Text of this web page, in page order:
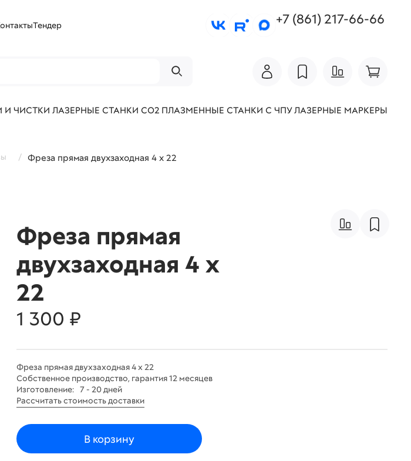
Тендер +7 (861) 217-66-66
И ЧИСТКИ ЛАЗЕРНЫЕ СТАНКИ СО2 ПЛАЗМЕННЫЕ СТАНКИ С ЧПУЛАЗЕРНЫЕ МАРКЕРЫ
/ Фреза прямая двухзаходная 4 х 22
Фреза прямая
двухзаходная 4 х
22
1 300 ₽
Фреза прямая двухзаходная 4 х 22
Собственное производство, гарантия 12 месяцев
Изготовление: 7 - 20 дней
Рассчитать стоимость доставки
В корзину